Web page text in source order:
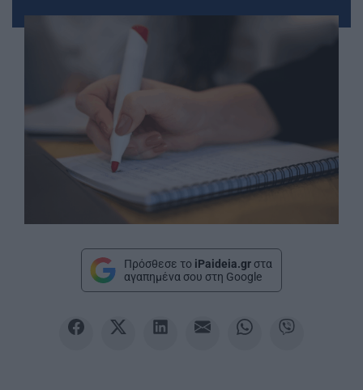
Πρόσθεσε το iPaideia.gr στα
αγαπημένα σου στη Google